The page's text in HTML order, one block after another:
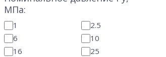
МПа:
1
2.5
6
10
16
25